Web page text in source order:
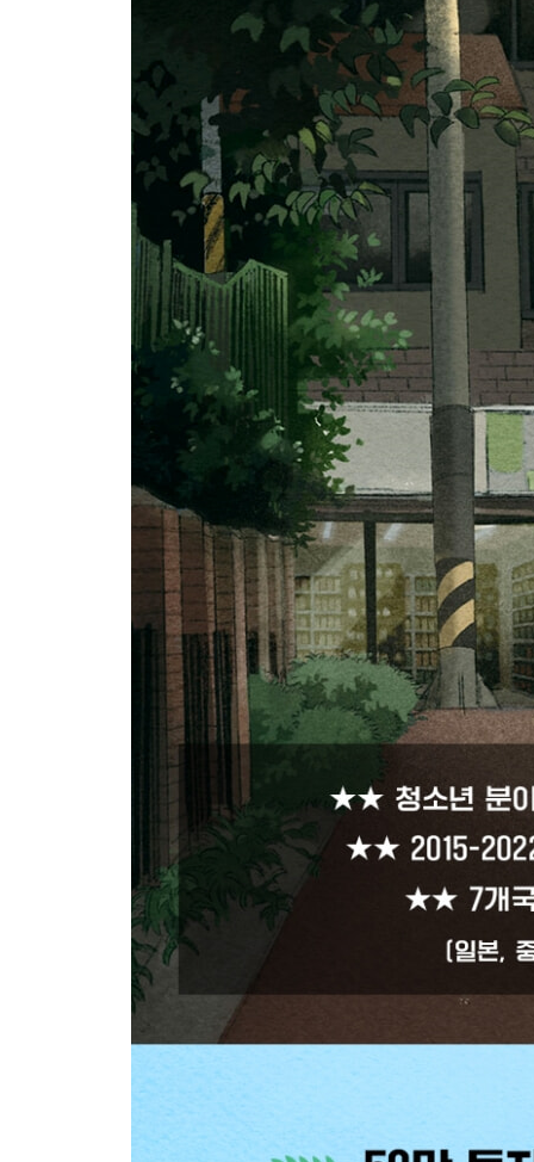
Beyond Story 내가 노량진 수산시장에서 배운 것
07 마법 같은 집중을 만드는 키워드 ‘지금, 여기’
_아무것도 보이지 않고 들리지 않을 만큼
_온전한 마음으로 공부하는 법
_두 번째 화살은 맞지 마라
_바보들은 점수로 목표를 세운다
Beyond Story 점괘의 비결
08 공부할 마음 있는 놈들의 7가지 습관
_습관1. 수직으로 꼿꼿하게 앉는다
_습관2. 한 번에 한 가지 일에만 몰입한다
_습관3. 겉모양이 아닌 알맹이에 집중한다
_습관4.‘VIP석’은 뺏어서라도 차지한다
_습관5. 좀처럼 감기에 걸리지 않는다
_습관6. 쉬는시간을 통해 에너지를 충전한다
_습관7. 정신상태를 정리정돈으로 증명한다
Beyond Story 흔들리지 않는 인생을 사는 법
09 오늘 하루는 내 인생을 만드는 재료다
_크로노스인가, 카이로스인가
_공부할 마음이 있는 사람 중 게으른 사람은 없다
_결정적 순간, 나에게 힘을 주는 루틴
_루틴1. 흔들리지 않는 약속 : 스케줄러
_루틴2. 효율을 올리는 분석 : 타임시트
_루틴3. 진짜로 집중한 시간 : 스톱워치
_엉덩이만 뜨겁지 말고, 마음도 뜨겁게!
Beyond Story “아니, 무슨 그림 한 장이 이렇게 비싸
PART 4
마음을 붙잡는 순간, 공부는 재미있어진다
10 ‘안 되는 이유’ 늘어놓지 말고, ‘되게 할 방법’을
_공부는 조건이 아니라 마음으로 하는 것이다
_내 인생 최고의 공부하기 좋은 날은 바로 오늘이다